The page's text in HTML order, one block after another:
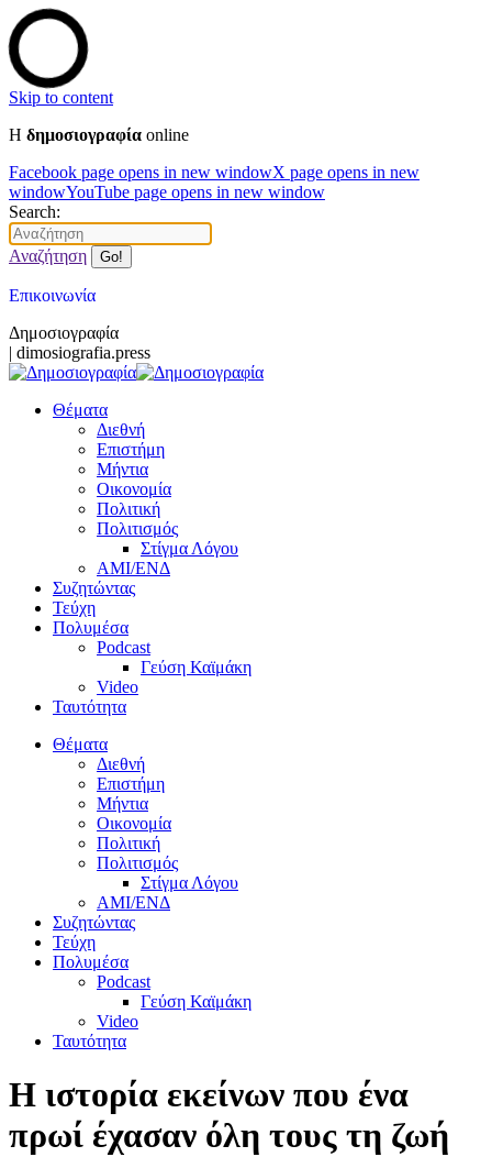
Skip to content
Η δημοσιογραφία online
Facebook page opens in new windowX page opens in new
windowYouTube page opens in new window
Search:
Αναζήτηση
Επικοινωνία
Δημοσιογραφία
| dimosiografia.press
Θέματα
Διεθνή
Επιστήμη
Μήντια
Οικονομία
Πολιτική
Πολιτισμός
Στίγμα Λόγου
AMI/ΕΝΔ
Συζητώντας
Τεύχη
Πολυμέσα
Podcast
Γεύση Καϊμάκη
Video
Ταυτότητα
Θέματα
Διεθνή
Επιστήμη
Μήντια
Οικονομία
Πολιτική
Πολιτισμός
Στίγμα Λόγου
AMI/ΕΝΔ
Συζητώντας
Τεύχη
Πολυμέσα
Podcast
Γεύση Καϊμάκη
Video
Ταυτότητα
Η ιστορία εκείνων που ένα
πρωί έχασαν όλη τους τη ζωή